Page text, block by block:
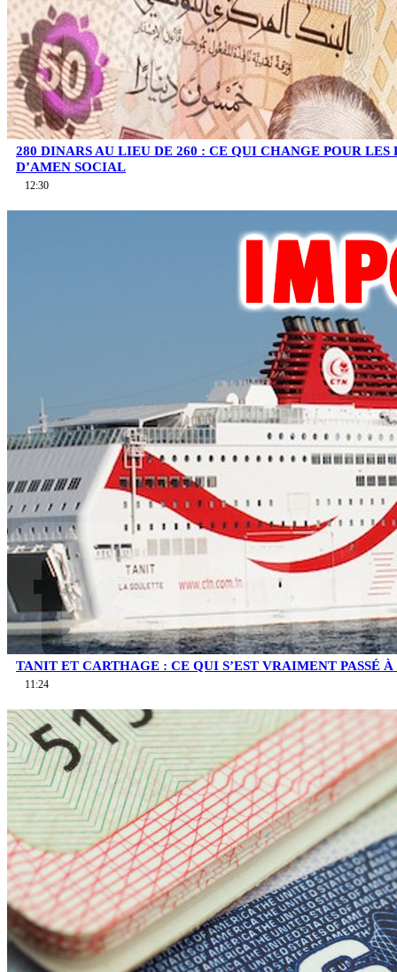
280 DINARS AU LIEU DE 260 : CE QUI CHANGE POUR LES
D’AMEN SOCIAL
12:30
TANIT ET CARTHAGE : CE QUI S’EST VRAIMENT PASSÉ
11:24